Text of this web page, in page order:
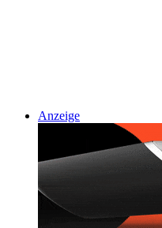
Anzeige